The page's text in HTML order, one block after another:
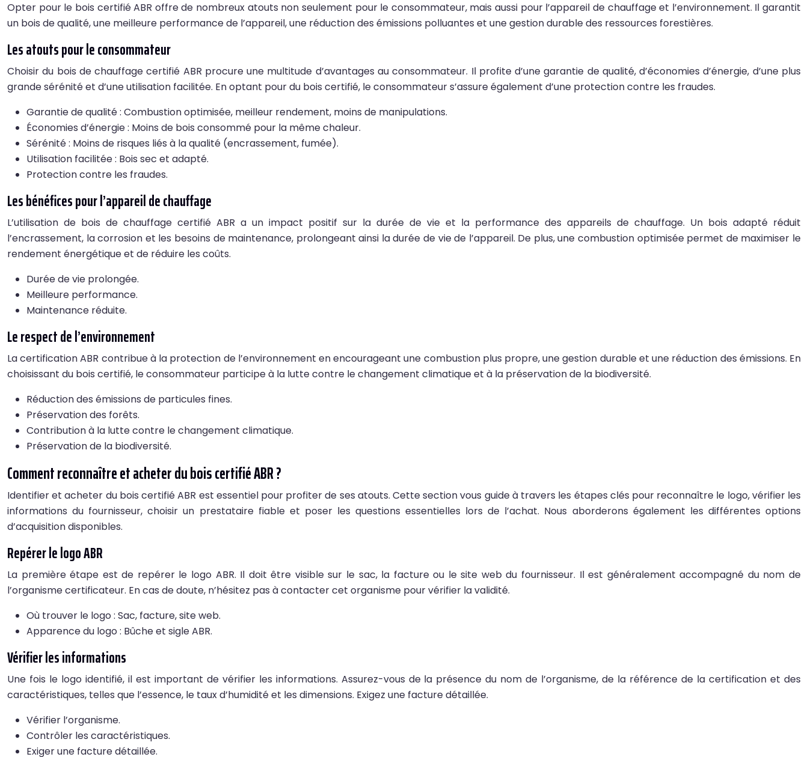
Opter pour le bois certifié ABR offre de nombreux atouts non seulement pour le consommateur, mais aussi pour l’appareil de chauffage et l’environnement. Il garantit
un bois de qualité, une meilleure performance de l’appareil, une réduction des émissions polluantes et une gestion durable des ressources forestières.
Les atouts pour le consommateur
Choisir du bois de chauffage certifié ABR procure une multitude d’avantages au consommateur. Il profite d’une garantie de qualité, d’économies d’énergie, d’une plus
grande sérénité et d’une utilisation facilitée. En optant pour du bois certifié, le consommateur s’assure également d’une protection contre les fraudes.
Garantie de qualité : Combustion optimisée, meilleur rendement, moins de manipulations.
Économies d’énergie : Moins de bois consommé pour la même chaleur.
Sérénité : Moins de risques liés à la qualité (encrassement, fumée).
Utilisation facilitée : Bois sec et adapté.
Protection contre les fraudes.
Les bénéfices pour l’appareil de chauffage
L’utilisation de bois de chauffage certifié ABR a un impact positif sur la durée de vie et la performance des appareils de chauffage. Un bois adapté réduit
l’encrassement, la corrosion et les besoins de maintenance, prolongeant ainsi la durée de vie de l’appareil. De plus, une combustion optimisée permet de maximiser le
rendement énergétique et de réduire les coûts.
Durée de vie prolongée.
Meilleure performance.
Maintenance réduite.
Le respect de l’environnement
La certification ABR contribue à la protection de l’environnement en encourageant une combustion plus propre, une gestion durable et une réduction des émissions. En
choisissant du bois certifié, le consommateur participe à la lutte contre le changement climatique et à la préservation de la biodiversité.
Réduction des émissions de particules fines.
Préservation des forêts.
Contribution à la lutte contre le changement climatique.
Préservation de la biodiversité.
Comment reconnaître et acheter du bois certifié ABR ?
Identifier et acheter du bois certifié ABR est essentiel pour profiter de ses atouts. Cette section vous guide à travers les étapes clés pour reconnaître le logo, vérifier les
informations du fournisseur, choisir un prestataire fiable et poser les questions essentielles lors de l’achat. Nous aborderons également les différentes options
d’acquisition disponibles.
Repérer le logo ABR
La première étape est de repérer le logo ABR. Il doit être visible sur le sac, la facture ou le site web du fournisseur. Il est généralement accompagné du nom de
l’organisme certificateur. En cas de doute, n’hésitez pas à contacter cet organisme pour vérifier la validité.
Où trouver le logo : Sac, facture, site web.
Apparence du logo : Bûche et sigle ABR.
Vérifier les informations
Une fois le logo identifié, il est important de vérifier les informations. Assurez-vous de la présence du nom de l’organisme, de la référence de la certification et des
caractéristiques, telles que l’essence, le taux d’humidité et les dimensions. Exigez une facture détaillée.
Vérifier l’organisme.
Contrôler les caractéristiques.
Exiger une facture détaillée.